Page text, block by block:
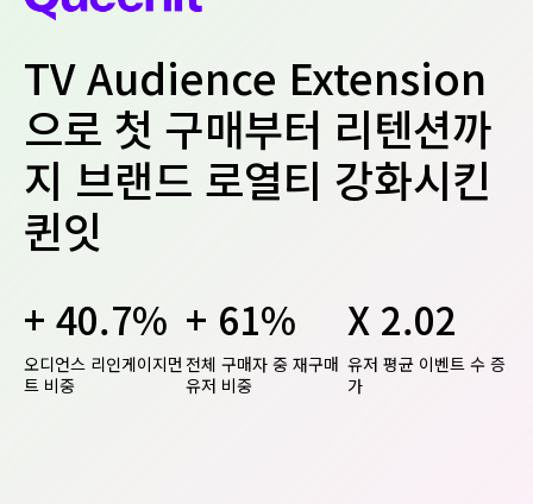
TV Audience Extension
으로 첫 구매부터 리텐션까
지 브랜드 로열티 강화시킨
퀸잇
+ 40.7%
오디언스 리인게이지먼
트 비중
+ 61%
전체 구매자 중 재구매
유저 비중
X 2.02
유저 평균 이벤트 수 증
가